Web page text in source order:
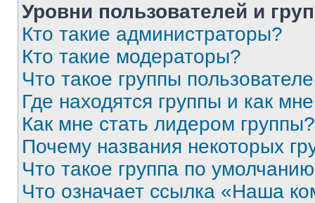
Уровни пользователей и
Кто такие администраторы?
Кто такие модераторы?
Что такое группы
Где находятся группы и как
Как мне стать лидером группы?
Почему названия некоторых
Что такое группа по
Что означает ссылка «Наша